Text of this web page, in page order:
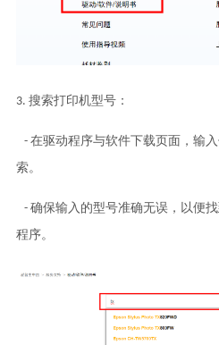
3. 搜索打印机型号：
- 在驱动程序与软件下载页面，输
索。
- 确保输入的型号准确无误，以便
程序。